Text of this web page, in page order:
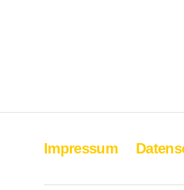
Impressum